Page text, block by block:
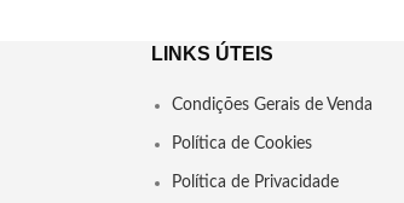
de Alumbre e
bruto: um símbolo de paz e
espiritual com você, onde quer
LINKS ÚTEIS
Condições Gerais de Venda
Política de Cookies
Política de Privacidade